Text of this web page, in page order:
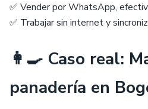
✅ Vender por WhatsApp,
✅ Trabajar sin internet y
👩‍🍳 Caso real:
panadería en